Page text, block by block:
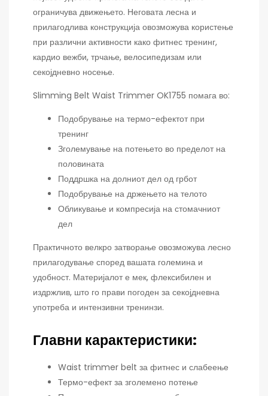
ограничува движењето. Неговата лесна и
прилагодлива конструкција овозможува користење
при различни активности како фитнес тренинг,
кардио вежби, трчање, велосипедизам или
секојдневно носење.
Slimming Belt Waist Trimmer OK1755 помага во:
Подобрување на термо-ефектот при
тренинг
Зголемување на потењето во пределот на
половината
Поддршка на долниот дел од грбот
Подобрување на држењето на телото
Обликување и компресија на стомачниот
дел
Практичното велкро затворање овозможува лесно
прилагодување според вашата големина и
удобност. Материјалот е мек, флексибилен и
издржлив, што го прави погоден за секојдневна
употреба и интензивни тренинзи.
Главни карактеристики:
Waist trimmer belt за фитнес и слабеење
Термо-ефект за зголемено потење